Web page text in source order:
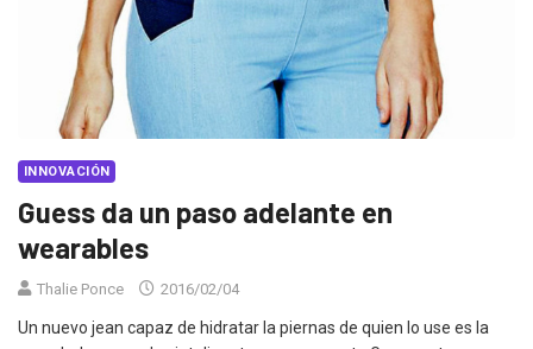
INNOVACIÓN
Guess da un paso adelante en
wearables
Thalie Ponce 2016/02/04
Un nuevo jean capaz de hidratar la piernas de quien lo use es la